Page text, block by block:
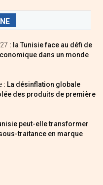
: la Tunisie face au défi de
dans un monde
: La désinflation globale
des produits de première
peut-elle transformer
traitance en marque